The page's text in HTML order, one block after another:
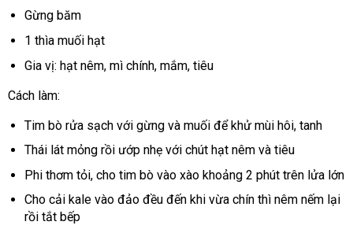
Gừng băm
1 thìa muối hạt
Gia vị: hạt nêm, mì chính, mắm, tiêu
Cách làm:
Tim bò rửa sạch với gừng và muối để khử mùi hôi, tanh
Thái lát mỏng rồi ướp nhẹ với chút hạt nêm và tiêu
Phi thơm tỏi, cho tim bò vào xào khoảng 2 phút trên lửa lớn
Cho cải kale vào đảo đều đến khi vừa chín thì nêm nếm lại
rồi tắt bếp